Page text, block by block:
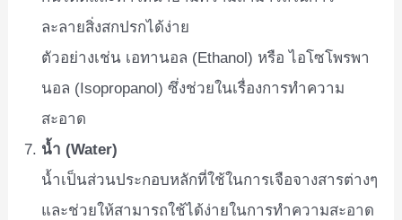
ละลายสิ่งสกปรกได้ง่าย
ตัวอย่างเช่น เอทานอล (Ethanol) หรือ ไอโซโพรพา
นอล (Isopropanol) ซึ่งช่วยในเรื่องการทำความ
สะอาด
น้ำ (Water)
น้ำเป็นส่วนประกอบหลักที่ใช้ในการเจือจางสารต่างๆ
และช่วยให้สามารถใช้ได้ง่ายในการทำความสะอาด